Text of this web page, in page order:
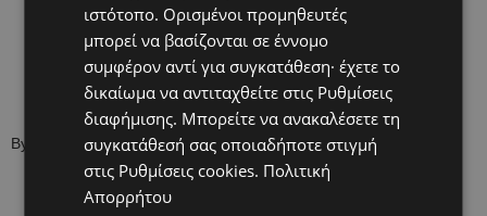
της προπόνησης
Ο γονιός δεν πρέπει να προβληματιστεί από την τελική
επιλογή του παιδιού, αλλά να του δώσει την ευκαιρία να
δοκιμάσει το είδος γυμναστικής ή αθλήματος που έχει επιλέξει
By: Τάσος Τζιάμπος – Εκπαιδευτικός Ψυχολόγος / 99 581730
ιστότοπο. Ορισμένοι προμηθευτές
μπορεί να βασίζονται σε έννομο
συμφέρον αντί για συγκατάθεση· έχετε το
δικαίωμα να αντιταχθείτε στις Ρυθμίσεις
διαφήμισης. Μπορείτε να ανακαλέσετε τη
συγκατάθεσή σας οποιαδήποτε στιγμή
στις Ρυθμίσεις cookies. Πολιτική
Απορρήτου